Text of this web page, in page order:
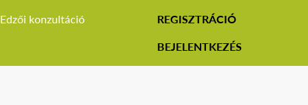
Edzői konzultáció REGISZTRÁCIÓ
BEJELENTKEZÉS